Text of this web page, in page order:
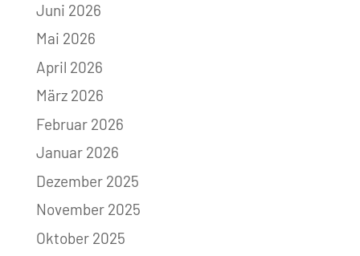
Juni 2026
Mai 2026
April 2026
März 2026
Februar 2026
Januar 2026
Dezember 2025
November 2025
Oktober 2025